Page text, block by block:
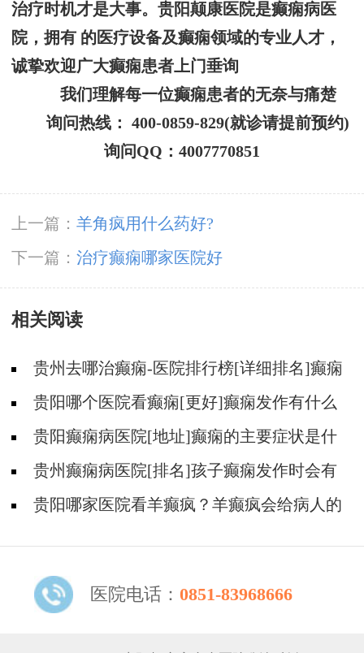
治疗时机才是大事。贵阳颠康医院是癫痫病医
院，拥有 的医疗设备及癫痫领域的专业人才，
诚挚欢迎广大癫痫患者上门垂询
我们理解每一位癫痫患者的无奈与痛楚
询问热线： 400-0859-829(就诊请提前预约)
询问QQ：4007770851
上一篇： 羊角疯用什么药好?
下一篇： 治疗癫痫哪家医院好
相关阅读
贵州去哪治癫痫-医院排行榜[详细排名]癫痫
会导致病人精神失常吗?
贵阳哪个医院看癫痫[更好]癫痫发作有什么
症状表现?
贵阳癫痫病医院[地址]癫痫的主要症状是什
么?贵州癫痫病医院[排名]孩子癫痫发作时会有
什么症状?
贵阳哪家医院看羊癫疯？羊癫疯会给病人的
医院电话： 0851-83968666